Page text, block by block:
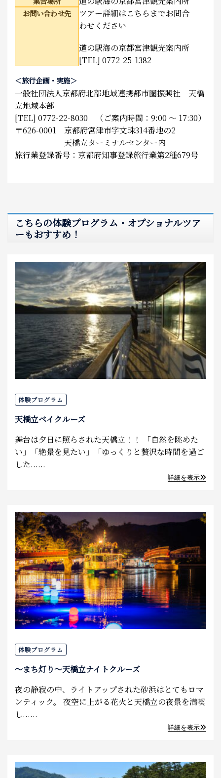
お問い合わせ先
ツアー詳細はこちらまでお問合
わせください
道の駅海の京都宮津観光案内所
[TEL] 0772-25-1382
＜旅行企画・実施＞
一般社団法人京都府北部地域連携都市圏振興社 天橋
立地域本部
[TEL] 0772-22-8030 （ご案内時間：9:00 ～ 17:30）
〒626-0001 京都府宮津市字文珠314番地の2
天橋立ターミナルセンター内
旅行業登録番号：京都府知事登録旅行業第2種679号
こちらの体験プログラム・オプショナルツア
ーもおすすめ！
体験プログラム
天橋立ベイクルーズ
舞台は夕日に照らされた天橋立！！ 「自然を眺めた
い」「絶景を見たい」「ゆっくりと贅沢な時間を過ご
した......
詳細を表示
体験プログラム
～まち灯り～天橋立ナイトクルーズ
夜の静寂の中、ライトアップされた砂浜はとてもロマ
ンティック。 夜空に上がる花火と天橋立の夜景を満喫
し......
詳細を表示